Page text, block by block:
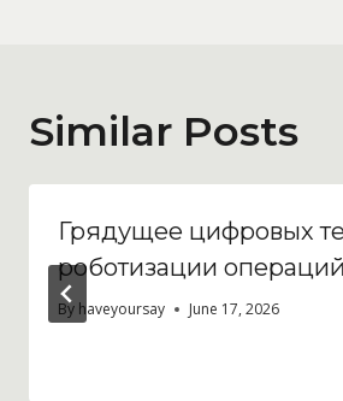
Similar Posts
Грядущее цифровых
роботизации операций
By haveyoursay June 17, 2026